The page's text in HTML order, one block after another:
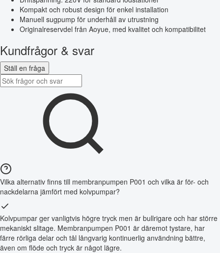
Kompakt och robust design för enkel installation
Manuell sugpump för underhåll av utrustning
Originalreservdel från Aoyue, med kvalitet och kompatibilitet
Kundfrågor & svar
Ställ en fråga
Vilka alternativ finns till membranpumpen P001 och vilka är för- och
nackdelarna jämfört med kolvpumpar?
Kolvpumpar ger vanligtvis högre tryck men är bullrigare och har större
mekaniskt slitage. Membranpumpen P001 är däremot tystare, har
färre rörliga delar och tål långvarig kontinuerlig användning bättre,
även om flöde och tryck är något lägre.